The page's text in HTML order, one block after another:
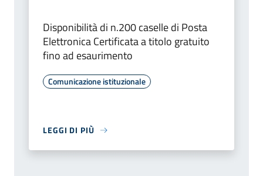
Disponibilità di n.200 caselle di Posta
Elettronica Certificata a titolo gratuito
fino ad esaurimento
Comunicazione istituzionale
LEGGI DI PIÙ